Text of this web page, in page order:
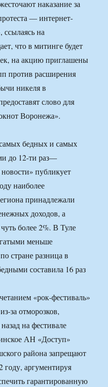
наказание за
— интернет-
ссылаясь на
что в митинге будет
на акцию приглашены
против расширения
никеля в
слово для
Воронежа».
бедных и самых
до 12-ти раз—
публикует
наиболее
принадлежали
доходов, а
более 2%. В Туле
меньше
стране разница в
составила 16 раз
«рок-фестиваль»
за отморозков,
на фестивале
АН «Доступ»
района запрещают
году, аргументируя
гарантированную